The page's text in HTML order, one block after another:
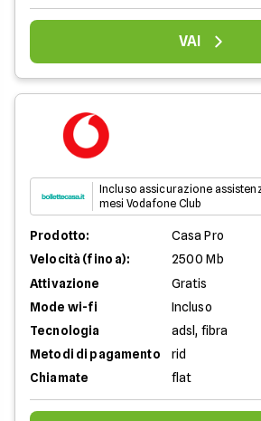
VAI
Incluso assicurazione
mesi Vodafone Club
Prodotto:
Casa Pro
Velocità (fino a):
2500 Mb
Attivazione
Gratis
Mode wi-fi
Incluso
Tecnologia
adsl, fibra
Metodi di pagamento
rid
Chiamate
flat